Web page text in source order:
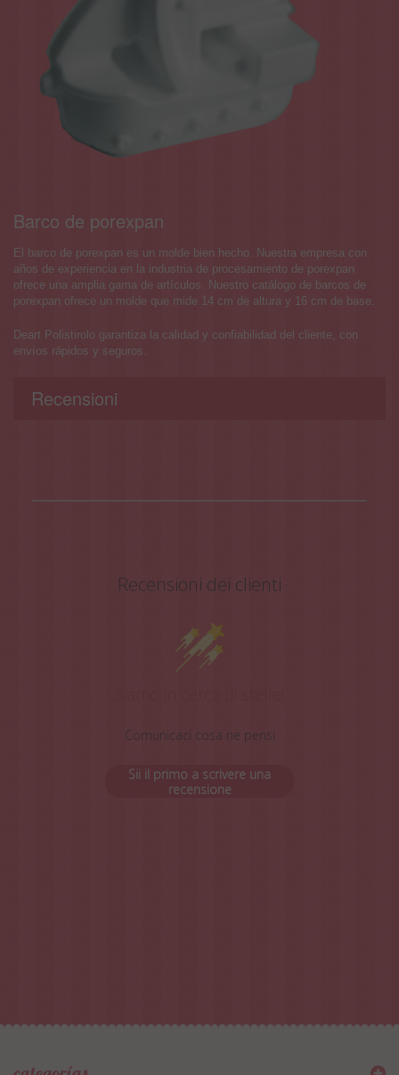
Barco de porexpan
El barco de porexpan es un molde bien hecho. Nuestra empresa con
años de experiencia en la industria de procesamiento de porexpan
ofrece una amplia gama de artículos. Nuestro catálogo de barcos de
porexpan ofrece un molde que mide 14 cm de altura y 16 cm de base.
Deart Polistirolo garantiza la calidad y confiabilidad del cliente, con
envíos rápidos y seguros.
Recensioni
Recensioni dei clienti
Comunicaci cosa ne pensi
Sii il primo a scrivere una
recensione